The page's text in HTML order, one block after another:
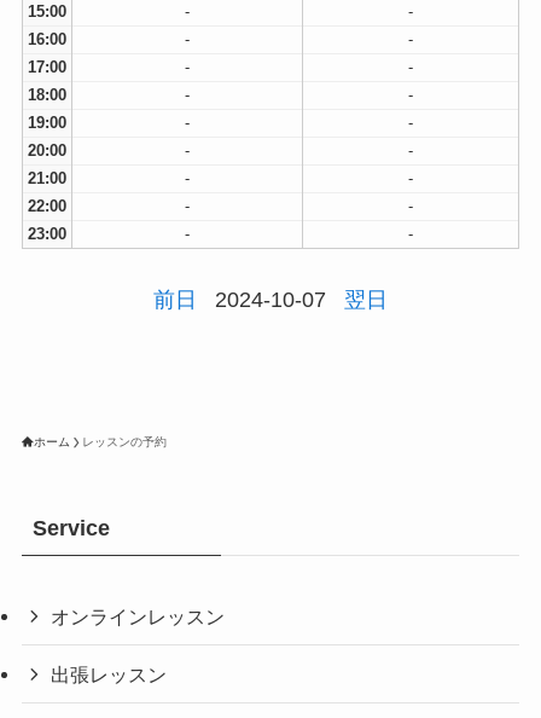
15:00
-
-
16:00
-
-
17:00
-
-
18:00
-
-
19:00
-
-
20:00
-
-
21:00
-
-
22:00
-
-
23:00
- -
前日 2024-10-07 翌日
ホーム レッスンの予約
Service
オンラインレッスン
出張レッスン